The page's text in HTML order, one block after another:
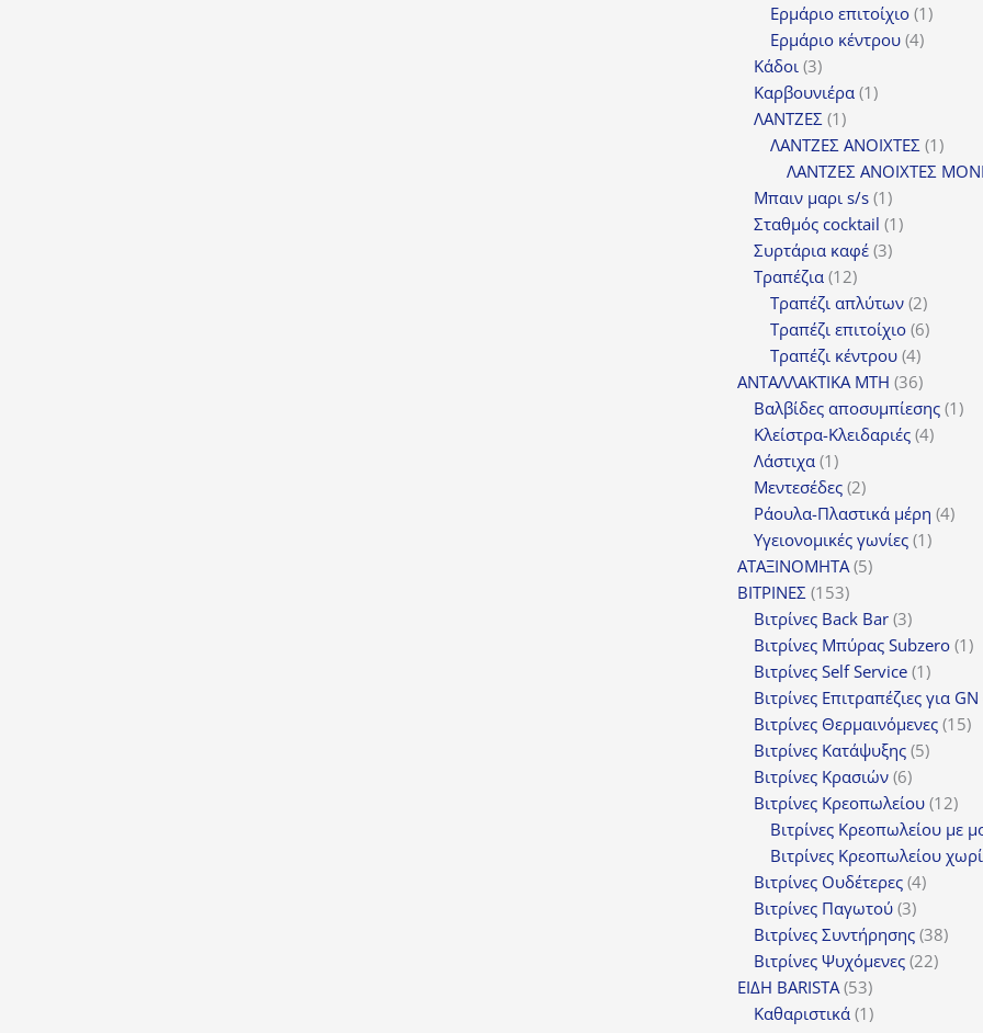
προϊόντα
Ερμάριο επιτοίχιο 11
Ερμάριο κέντρου 44
Κάδοι 33
προϊόντα
Καρβουνιέρα 11
ΛΑΝΤΖΕΣ 11
προϊόν
ΛΑΝΤΖΕΣ ΑΝΟΙΧΤΕΣ 11
ΛΑΝΤΖΕΣ ΑΝΟΙΧΤΕΣ
Μπαιν μαρι s/s 11
προϊόν
Σταθμός cocktail 11
Συρτάρια καφέ 33
Τραπέζια 1212
προϊόντα
Τραπέζι απλύτων 22
προϊόντα
Τραπέζι επιτοίχιο 66
Τραπέζι κέντρου 44
προϊόντα
ΑΝΤΑΛΛΑΚΤΙΚΑ MTH 3636
προϊόντα
Βαλβίδες αποσυμπίεσης 11
Κλείστρα-Κλειδαριές 44
Λάστιχα 11
προϊόν
Μεντεσέδες 22
προϊόντα
Ράουλα-Πλαστικά μέρη 44
Υγειονομικές γωνίες 11
ΑΤΑΞΙΝΟΜΗΤΑ 55
ΒΙΤΡΙΝΕΣ 153153
προϊόντα
Βιτρίνες Back Bar 33
προϊόντα
Βιτρίνες Mπύρας Subzero 11
Βιτρίνες Self Service 11
προϊόν
Βιτρίνες Επιτραπέζιες για GN
Βιτρίνες Θερμαινόμενες 1515
Βιτρίνες Κατάψυξης 55
Βιτρίνες Κρασιών 66
προϊόντα
Βιτρίνες Κρεοπωλείου 1212
Βιτρίνες Κρεοπωλείου με
Βιτρίνες Κρεοπωλείου
Βιτρίνες Ουδέτερες 44
Βιτρίνες Παγωτού 33
προϊόντα
Βιτρίνες Συντήρησης 3838
Βιτρίνες Ψυχόμενες 2222
ΕΙΔΗ BARISTA 5353
προϊόντα
Καθαριστικά 11